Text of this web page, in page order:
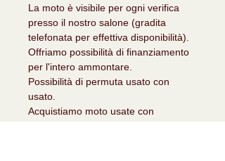
La moto è visibile per ogni verifica
presso il nostro salone (gradita
telefonata per effettiva disponibilità).
Offriamo possibilità di finanziamento
per l'intero ammontare.
Possibilità di permuta usato con
usato.
Acquistiamo moto usate con